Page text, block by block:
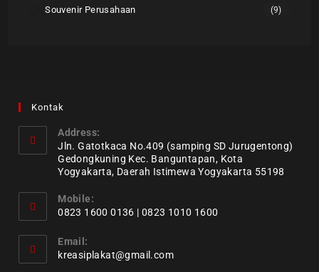
Souvenir Perusahaan (9)
Kontak
Address:
Jln. Gatotkaca No.409 (samping SD Jurugentong)
Gedongkuning Kec. Banguntapan, Kota
Yogyakarta, Daerah Istimewa Yogyakarta 55198
Mobile:
0823 1600 0136 | 0823 1010 1600
Email:
kreasiplakat@gmail.com